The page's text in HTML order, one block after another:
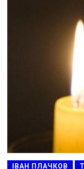
ІВАН ПЛАЧКОВ